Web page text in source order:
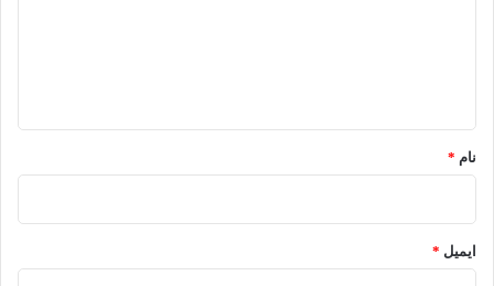
نام *
ایمیل *